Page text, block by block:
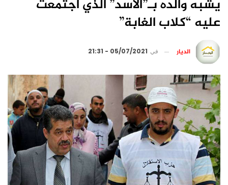
يشبه والده بـ”الأسد” الذي اجتمعت
عليه “كلاب الغابة”
الديار في 05/07/2021 - 21:31